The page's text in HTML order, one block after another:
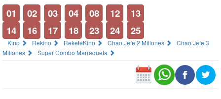
01 02 03 04 08 12
13
14
16 17 18 23 24 25
Kino Rekino ReketeKino Chao Jefe 2 Millones
Chao Jefe 3
Millones
Super Combo Marraqueta